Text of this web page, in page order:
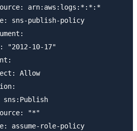
arn:aws:logs:*:*:*
sns-publish-policy
"2012-10-17"
Allow
sns:Publish
"*"
assume-role-policy